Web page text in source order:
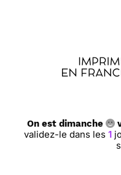
On est dimanche
validez-le dans les 1